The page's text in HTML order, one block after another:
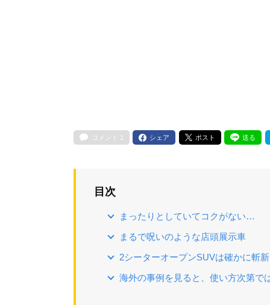
コメント 1 シェア ポスト 送る
目次
まったりとしていてコクがない…
まるで呪いのような店頭展示車
2シーターオープンSUVは確かに斬
海外の事例を見ると、使い方次第で